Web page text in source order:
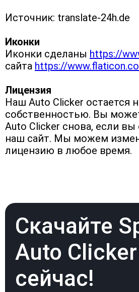
Источник: translate-24h.de
Иконки
Иконки сделаны https://
сайта https://
Лицензия
Наш Auto Clicker остается
собственностью. Вы
Auto Clicker снова, если вы
наш сайт. Мы можем
лицензию в любое время.
Скачайте
Auto
сейчас!